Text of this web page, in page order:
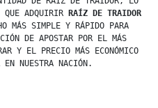
QUE ADQUIRIR
RAÍZ DE TRAIDOR
MÁS SIMPLE Y RÁPIDO PARA
DE APOSTAR POR EL MÁS
Y EL PRECIO MÁS ECONÓMICO
NUESTRA NACIÓN.